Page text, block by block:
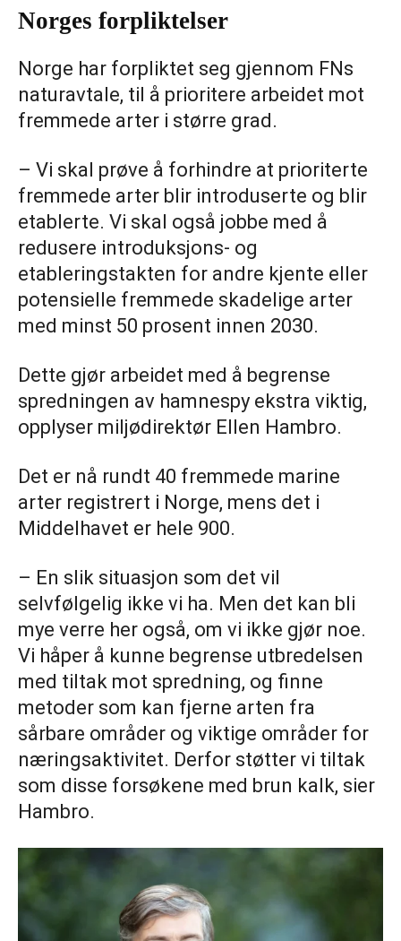
Norges forpliktelser
Norge har forpliktet seg gjennom FNs
naturavtale, til å prioritere arbeidet mot
fremmede arter i større grad.
– Vi skal prøve å forhindre at prioriterte
fremmede arter blir introduserte og blir
etablerte. Vi skal også jobbe med å
redusere introduksjons- og
etableringstakten for andre kjente eller
potensielle fremmede skadelige arter
med minst 50 prosent innen 2030.
Dette gjør arbeidet med å begrense
spredningen av hamnespy ekstra viktig,
opplyser miljødirektør Ellen Hambro.
Det er nå rundt 40 fremmede marine
arter registrert i Norge, mens det i
Middelhavet er hele 900.
– En slik situasjon som det vil
selvfølgelig ikke vi ha. Men det kan bli
mye verre her også, om vi ikke gjør noe.
Vi håper å kunne begrense utbredelsen
med tiltak mot spredning, og finne
metoder som kan fjerne arten fra
sårbare områder og viktige områder for
næringsaktivitet. Derfor støtter vi tiltak
som disse forsøkene med brun kalk, sier
Hambro.